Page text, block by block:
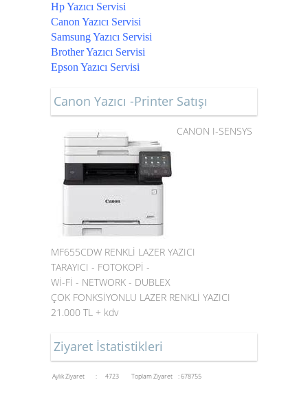
Hp Yazıcı Servisi
Canon Yazıcı Servisi
Samsung Yazıcı Servisi
Brother Yazıcı Servisi
Epson Yazıcı Servisi
Canon Yazıcı -Printer Satışı
CANON I-SENSYS
MF655CDW RENKLİ LAZER YAZICI
TARAYICI - FOTOKOPİ -
Wİ-Fİ - NETWORK - DUBLEX
ÇOK FONKSİYONLU LAZER RENKLİ YAZICI
21.000 TL + kdv
Ziyaret İstatistikleri
Aylık Ziyaret : 4723 Toplam Ziyaret : 678755